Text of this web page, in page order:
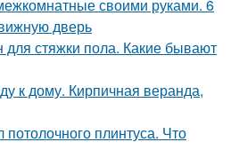
своими руками. 6
дверь
для стяжки пола. Какие бывают
к дому. Кирпичная веранда,
потолочного плинтуса. Что